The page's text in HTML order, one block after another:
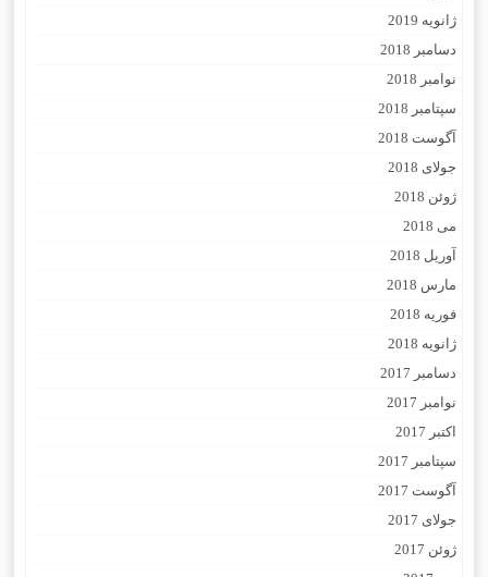
ژانویه 2019
دسامبر 2018
نوامبر 2018
سپتامبر 2018
آگوست 2018
جولای 2018
ژوئن 2018
می 2018
آوریل 2018
مارس 2018
فوریه 2018
ژانویه 2018
دسامبر 2017
نوامبر 2017
اکتبر 2017
سپتامبر 2017
آگوست 2017
جولای 2017
ژوئن 2017